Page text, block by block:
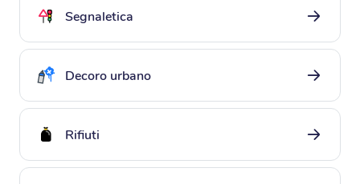
segnaletica
decoro urbano
rifiuti